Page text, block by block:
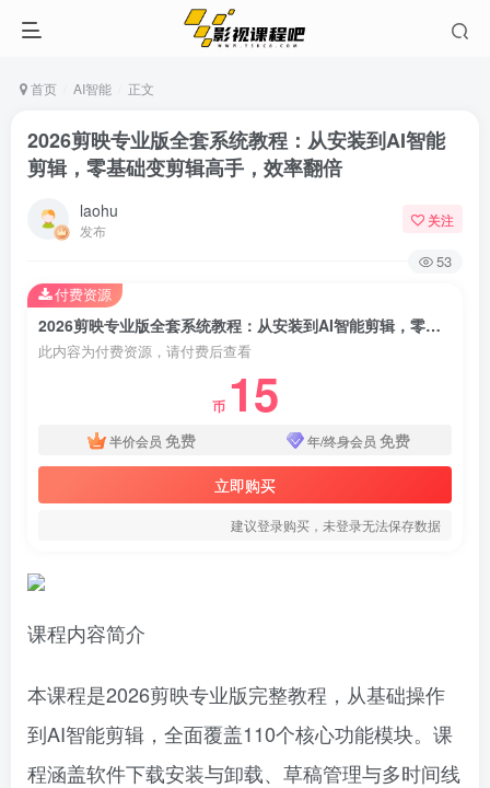
首页 AI智能 正文
2026剪映专业版全套系统教程：从安装到AI智能
剪辑，零基础变剪辑高手，效率翻倍
laohu
发布
关注
53
2026剪映专业版全套系统教程：从安装到AI智能剪辑，零基础变剪辑高手，效率翻倍
此内容为付费资源，请付费后查看
币 15
半价会员 免费 年/终身会员 免费
立即购买
建议登录购买，未登录无法保存数据
付费资源
课程内容简介
本课程是2026剪映专业版完整教程，从基础操作
到AI智能剪辑，全面覆盖110个核心功能模块。课
程涵盖软件下载安装与卸载、草稿管理与多时间线